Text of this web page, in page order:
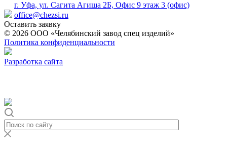
г. Уфа, ул. Сагита Агиша 2Б, Офис 9 этаж 3 (офис)
office@chezsi.ru
Оставить заявку
© 2026 ООО «Челябинский завод спец изделий»
Политика конфиденциальности
Разработка сайта